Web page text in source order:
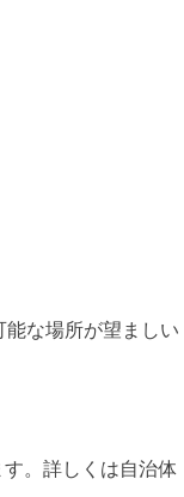
な場所が望ましい
。詳しくは自治体